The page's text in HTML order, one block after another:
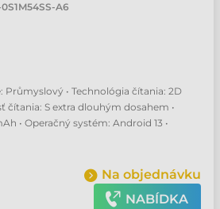
A6
Průmyslový • Technológia čítania: 2D
čítania: S extra dlouhým dosahem •
• Operačný systém: Android 13 •
Na objednávku
NABÍDKA